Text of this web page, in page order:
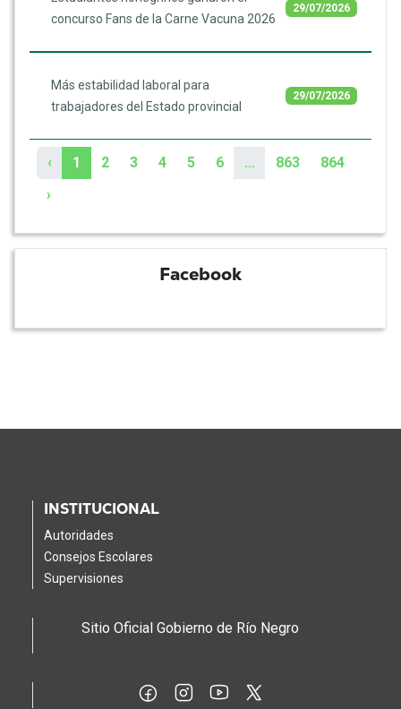
concurso Fans de la Carne Vacuna 2026
29/07/2026
Más estabilidad laboral para
trabajadores del Estado provincial
29/07/2026
‹ 1 2 3 4 5 6 ... 863
864
›
Facebook
INSTITUCIONAL
Autoridades
Consejos Escolares
Supervisiones
Sitio Oficial Gobierno de Río Negro